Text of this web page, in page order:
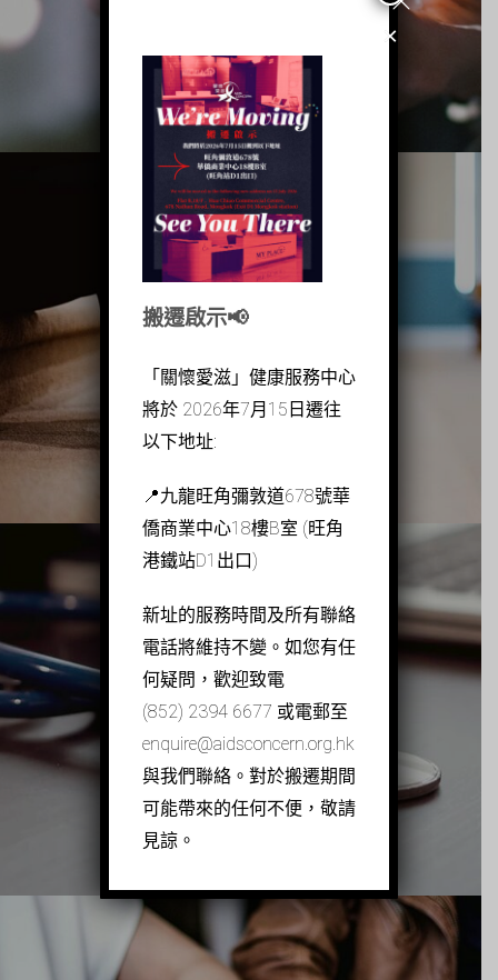
愛滋病迷思
愛滋病病毒測試
搬遷啟示📢
「關懷愛滋」健康服務中心
將於 2026年7月15日遷往
以下地址:
📍九龍旺角彌敦道678號華
僑商業中心18樓B室 (旺角
港鐵站D1出口)
新址的服務時間及所有聯絡
電話將維持不變。如您有任
何疑問，歡迎致電
(852) 2394 6677 或電郵至
enquire@aidsconcern.org.hk
與我們聯絡。對於搬遷期間
可能帶來的任何不便，敬請
見諒。
×